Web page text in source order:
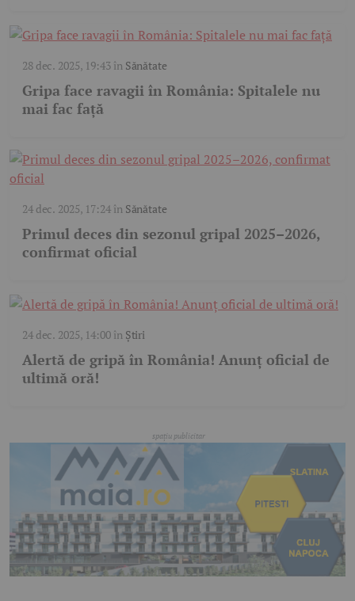
28 dec. 2025, 19:43în Sănătate
Gripa face ravagii în România: Spitalele nu
mai fac față
24 dec. 2025, 17:24în Sănătate
Primul deces din sezonul gripal 2025–2026,
confirmat oficial
24 dec. 2025, 14:00în Știri
Alertă de gripă în România! Anunț oficial de
ultimă oră!